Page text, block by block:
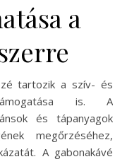
a
tartozik a szív- és
is. A
és tápanyagok
megőrzéséhez,
A gabonakávé